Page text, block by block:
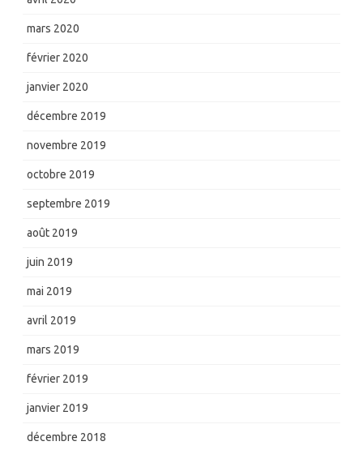
mars 2020
février 2020
janvier 2020
décembre 2019
novembre 2019
octobre 2019
septembre 2019
août 2019
juin 2019
mai 2019
avril 2019
mars 2019
février 2019
janvier 2019
décembre 2018